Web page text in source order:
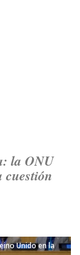
la ONU
Unido en la